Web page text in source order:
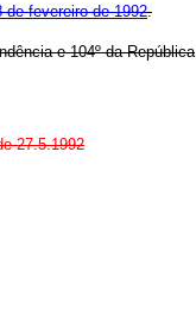
de fevereiro de 1992.
e 104º da República
27.5.1992